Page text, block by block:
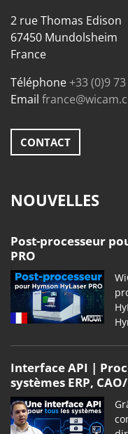
2 rue Thomas Edison
67450 Mundolsheim
France
Téléphone+33 (0)9
Email
CONTACT
NOUVELLES
Post-processeur
PRO
Interface API |
systèmes ERP,